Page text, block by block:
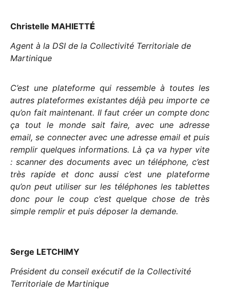
Christelle MAHIETTÉ
Agent à la DSI de la Collectivité Territoriale de
Martinique
C’est une plateforme qui ressemble à toutes les
autres plateformes existantes déjà peu importe ce
qu’on fait maintenant. Il faut créer un compte donc
ça tout le monde sait faire, avec une adresse
email, se connecter avec une adresse email et puis
remplir quelques informations. Là ça va hyper vite
: scanner des documents avec un téléphone, c’est
très rapide et donc aussi c’est une plateforme
qu’on peut utiliser sur les téléphones les tablettes
donc pour le coup c’est quelque chose de très
simple remplir et puis déposer la demande.
Serge LETCHIMY
Président du conseil exécutif de la Collectivité
Territoriale de Martinique